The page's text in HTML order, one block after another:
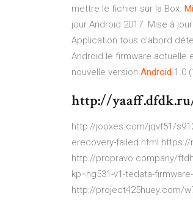
mettre le fichier sur la Box.
jour Android 2017. Mise à
Application tous d'abord
Android le firmware actuelle
nouvelle version Android 1.0
http://
http://jooxes.com/jqvf51/
erecovery-failed.html
http://propravo.company/
kp=hg531-v1-tedata-
http://project425huey.com/